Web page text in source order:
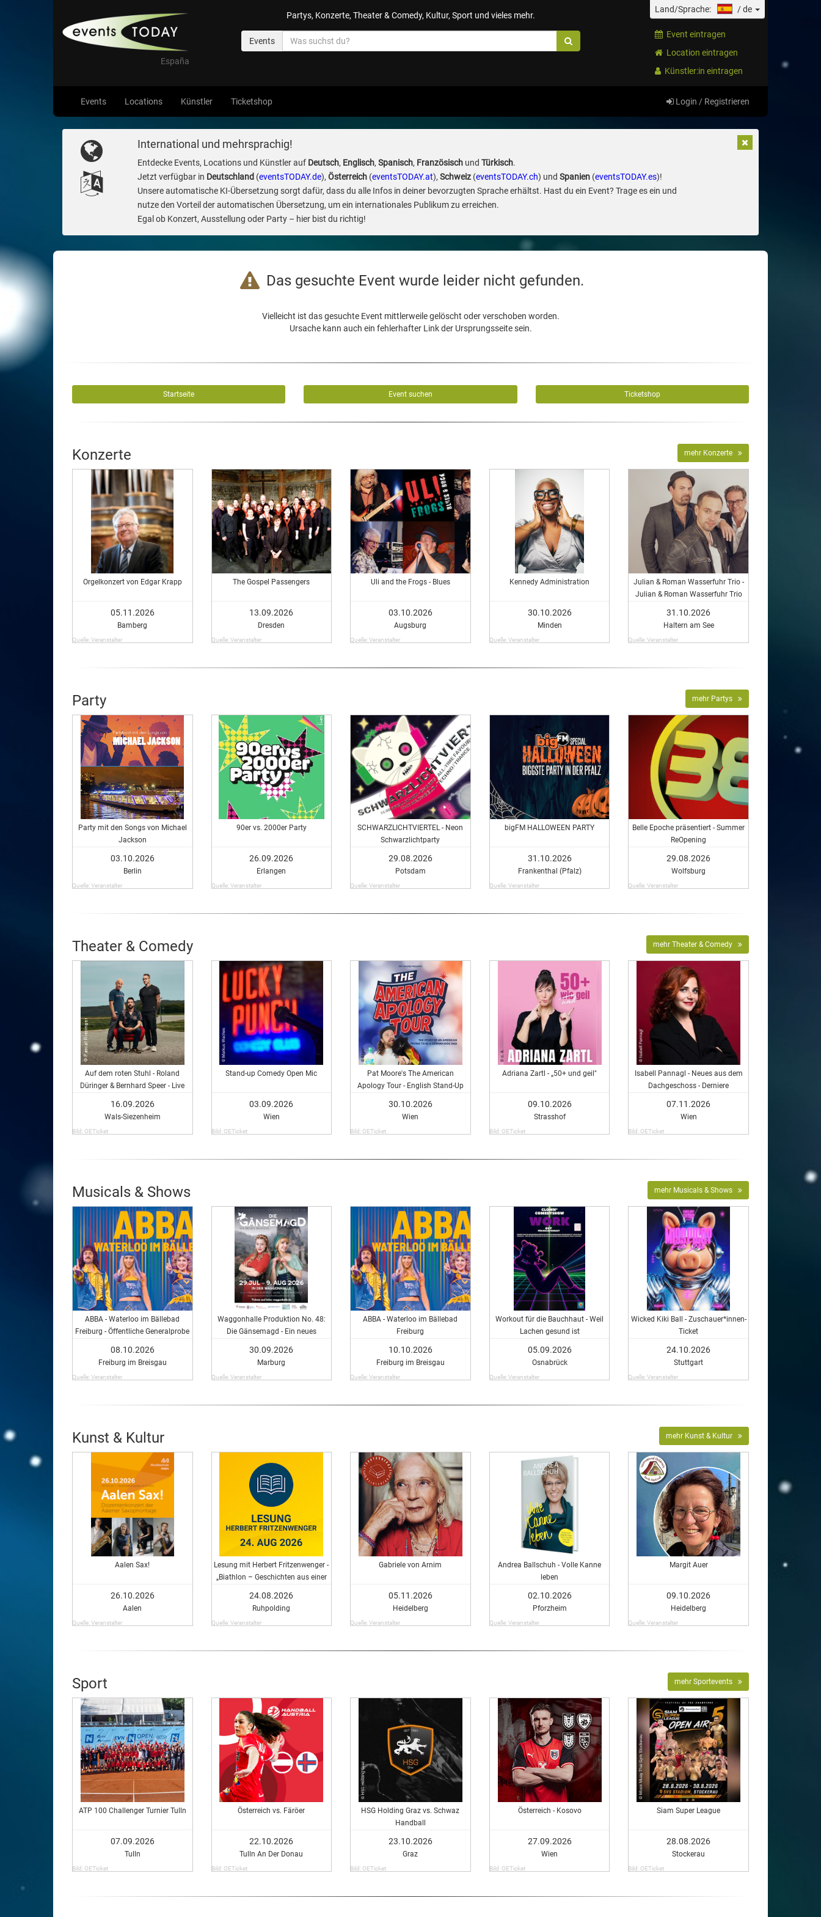
España
Partys, Konzerte, Theater & Comedy, Kultur, Sport und vieles mehr.
Events
Land/Sprache: /de
Event eintragen
Location eintragen
Künstler:in eintragen
Events Locations Künstler Ticketshop Login / Registrieren
International und mehrsprachig!
Entdecke Events, Locations und Künstler auf Deutsch, Englisch, Spanisch, Französischund Türkisch.
Jetzt verfügbar in Deutschland (eventsTODAY.de), Österreich(eventsTODAY.at), Schweiz(eventsTODAY.ch) und Spanien(eventsTODAY.es)!
Unsere automatische KI-Übersetzung sorgt dafür, dass du alle Infos in deiner bevorzugten Sprache erhältst. Hast du ein Event? Trage es ein und
nutze den Vorteil der automatischen Übersetzung, um ein internationales Publikum zu erreichen.
Egal ob Konzert, Ausstellung oder Party – hier bist du richtig!
Das gesuchte Event wurde leider nicht gefunden.
Vielleicht ist das gesuchte Event mittlerweile gelöscht oder verschoben worden.
Ursache kann auch ein fehlerhafter Link der Ursprungsseite sein.
Startseite Event suchen Ticketshop
Konzerte mehr Konzerte
Orgelkonzert von Edgar Krapp
05.11.2026
Bamberg
Quelle: Veranstalter
The Gospel Passengers
13.09.2026
Dresden
Quelle: Veranstalter
Uli and the Frogs - Blues
03.10.2026
Augsburg
Quelle: Veranstalter
Kennedy Administration
30.10.2026
Minden
Quelle: Veranstalter
Julian & Roman Wasserfuhr Trio -
Julian & Roman Wasserfuhr Trio
31.10.2026
Haltern am See
Quelle: Veranstalter
Party mehr Partys
Party mit den Songs von Michael
Jackson
03.10.2026
Berlin
Quelle: Veranstalter
90er vs. 2000er Party
26.09.2026
Erlangen
Quelle: Veranstalter
SCHWARZLICHTVIERTEL - Neon
Schwarzlichtparty
29.08.2026
Potsdam
Quelle: Veranstalter
bigFM HALLOWEEN PARTY
31.10.2026
Frankenthal (Pfalz)
Quelle: Veranstalter
Belle Epoche präsentiert - Summer
ReOpening
29.08.2026
Wolfsburg
Quelle: Veranstalter
Theater & Comedy mehr Theater & Comedy
Auf dem roten Stuhl - Roland
Düringer & Bernhard Speer - Live
16.09.2026
Wals-Siezenheim
Bild: OETicket
Stand-up Comedy Open Mic
03.09.2026
Wien
Bild: OETicket
Pat Moore's The American
Apology Tour - English Stand-Up
30.10.2026
Wien
Bild: OETicket
Adriana Zartl - „50+ und geil"
09.10.2026
Strasshof
Bild: OETicket
Isabell Pannagl - Neues aus dem
Dachgeschoss - Derniere
07.11.2026
Wien
Bild: OETicket
Musicals & Shows mehr Musicals & Shows
ABBA - Waterloo im Bällebad
Freiburg - Öffentliche Generalprobe
08.10.2026
Freiburg im Breisgau
Quelle: Veranstalter
Waggonhalle Produktion No. 48:
Die Gänsemagd - Ein neues
30.09.2026
Marburg
Quelle: Veranstalter
ABBA - Waterloo im Bällebad
Freiburg
10.10.2026
Freiburg im Breisgau
Quelle: Veranstalter
Workout für die Bauchhaut - Weil
Lachen gesund ist
05.09.2026
Osnabrück
Quelle: Veranstalter
Wicked Kiki Ball - Zuschauer*innen-
Ticket
24.10.2026
Stuttgart
Quelle: Veranstalter
Kunst & Kultur mehr Kunst & Kultur
Aalen Sax!
26.10.2026
Aalen
Quelle: Veranstalter
Lesung mit Herbert Fritzenwenger -
„Biathlon – Geschichten aus einer
24.08.2026
Ruhpolding
Quelle: Veranstalter
Gabriele von Arnim
05.11.2026
Heidelberg
Quelle: Veranstalter
Andrea Ballschuh - Volle Kanne
leben
02.10.2026
Pforzheim
Quelle: Veranstalter
Margit Auer
09.10.2026
Heidelberg
Quelle: Veranstalter
Sport mehr Sportevents
ATP 100 Challenger Turnier Tulln
07.09.2026
Tulln
Bild: OETicket
Österreich vs. Färöer
22.10.2026
Tulln An Der Donau
Bild: OETicket
HSG Holding Graz vs. Schwaz
Handball
23.10.2026
Graz
Bild: OETicket
Österreich - Kosovo
27.09.2026
Wien
Bild: OETicket
Siam Super League
28.08.2026
Stockerau
Bild: OETicket